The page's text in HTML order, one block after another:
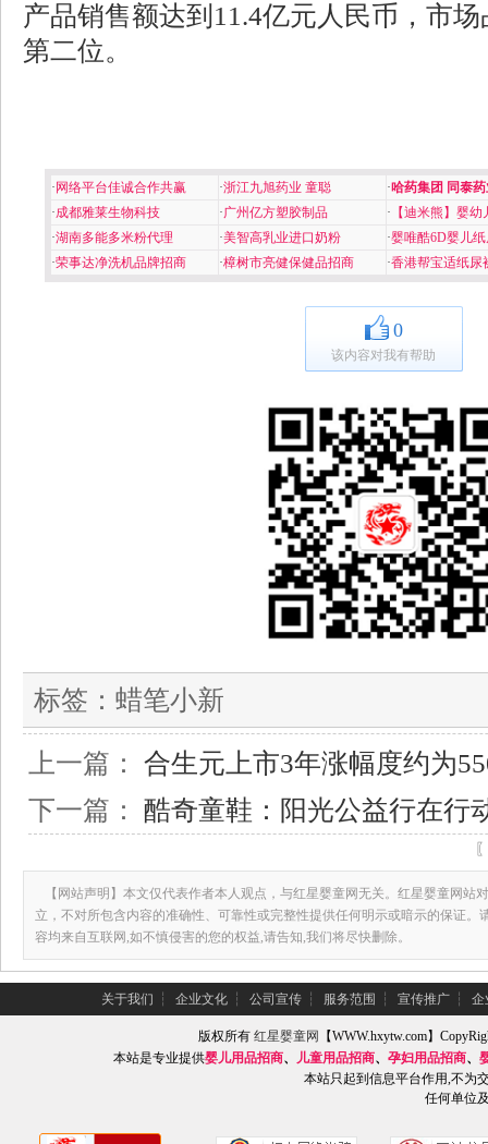
产品销售额达到11.4亿元人民币，市
第二位。
· 网络平台佳诚合作共赢 ·浙江九旭药业 童聪 ·哈药集团 同泰
·成都雅莱生物科技 ·广州亿方塑胶制品 · 【迪米熊】婴幼
·湖南多能多米粉代理 ·美智高乳业进口奶粉 ·婴唯酷6D婴儿
·荣事达净洗机品牌招商 ·樟树市亮健保健品招商 ·香港帮宝适纸尿
0
该内容对我有帮助
标签： 蜡笔小新
上一篇： 合生元上市3年涨幅度约为
下一篇： 酷奇童鞋：阳光公益行在行
【网站声明】本文仅代表作者本人观点，与红星婴童网无关。红星婴童网站
立，不对所包含内容的准确性、可靠性或完整性提供任何明示或暗示的保证。
容均来自互联网,如不慎侵害的您的权益,请告知,我们将尽快删除。
关于我们 ┆ 企业文化 ┆ 公司宣传 ┆ 服务范围 ┆ 宣传推广 ┆ 企
版权所有红星婴童网
【WWW.hxytw.com】
本站是专业提供婴儿用品招商、 儿童用品招商、 孕妇用品招商、
本站只起到信息平台作用,不为
任何单位